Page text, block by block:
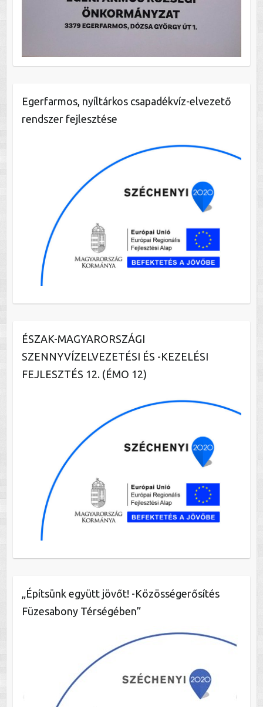
Egerfarmos, nyíltárkos csapadékvíz-elvezető
rendszer fejlesztése
ÉSZAK-MAGYARORSZÁGI
SZENNYVÍZELVEZETÉSI ÉS -KEZELÉSI
FEJLESZTÉS 12. (ÉMO 12)
„Építsünk együtt jövőt! -Közösségerősítés
Füzesabony Térségében”